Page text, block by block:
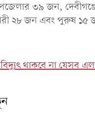
৩৯ জন,
২৮ জন এবং পুরুষ ১৫
থাকবে না যেসব